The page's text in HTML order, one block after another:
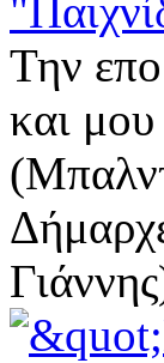
Την
και